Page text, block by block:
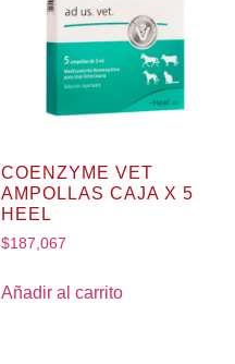
COENZYME VET
AMPOLLAS CAJA X 5
HEEL
$187,067
Añadir al carrito